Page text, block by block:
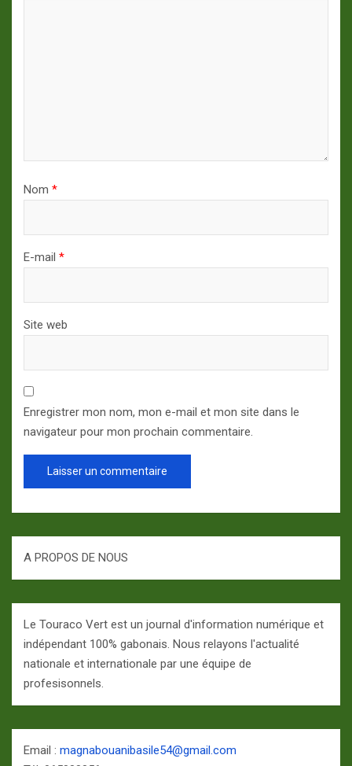
Nom *
E-mail *
Site web
Enregistrer mon nom, mon e-mail et mon site dans le
navigateur pour mon prochain commentaire.
A PROPOS DE NOUS
Le Touraco Vert est un journal d'information numérique et
indépendant 100% gabonais. Nous relayons l'actualité
nationale et internationale par une équipe de
profesisonnels.
Email : magnabouanibasile54@gmail.com